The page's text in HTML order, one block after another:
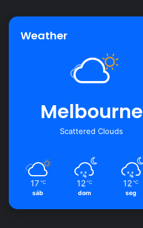
Weather
Melbourne
Scattered Clouds
17 ℃
sáb
12 ℃
dom
12 ℃
seg